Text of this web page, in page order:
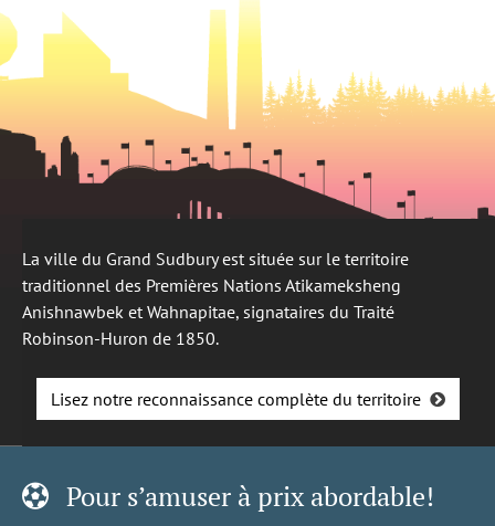
La ville du Grand Sudbury est située sur le territoire
traditionnel des Premières Nations Atikameksheng
Anishnawbek et Wahnapitae, signataires du Traité
Robinson-Huron de 1850.
Lisez notre reconnaissance complète du territoire
Pour s’amuser à prix abordable!